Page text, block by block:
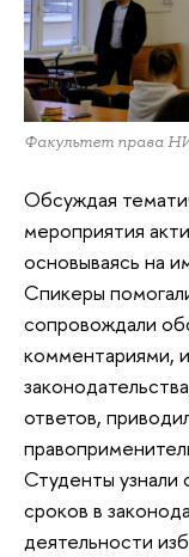
Факультет права
Обсуждая
мероприятия
основываясь на
Спикеры
сопровождали
комментариями,
ответов,
Студенты узнали
сроков в
деятельности